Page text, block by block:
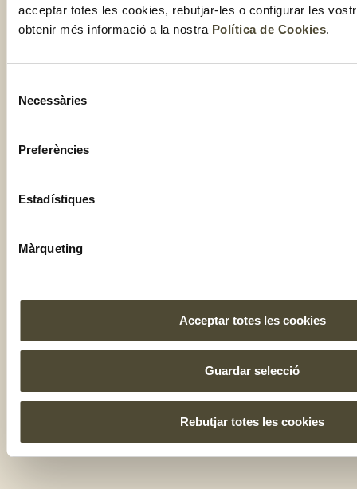
acceptar totes les cookies, rebutjar-les o configurar les
obtenir més informació a la nostra Política de Cookies.
Necessàries
Preferències
Estadístiques
Màrqueting
Acceptar totes les cookies
Guardar selecció
Rebutjar totes les cookies
2025 ©
GRUP
AMETLLER
Nota Legal
Informació
addicional
RGPDUE
Política de
Cookies
Condicions de
venda